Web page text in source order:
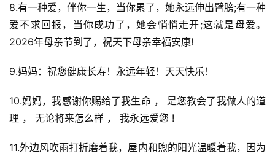
8.有一种爱，伴你一生，当你累了，她永远伸出臂膀;有一种
爱不求回报，当你成功了，她会悄悄走开;这就是母爱。
2026年母亲节到了，祝天下母亲幸福安康!
9.妈妈：祝您健康长寿！永远年轻！天天快乐！
10.妈妈，我感谢你赐给了我生命 ， 是您教会了我做人的道
理 ， 无论将来怎么样 ， 我永远爱您 !
11.外边风吹雨打折磨着我，屋内和煦的阳光温暖着我，因为